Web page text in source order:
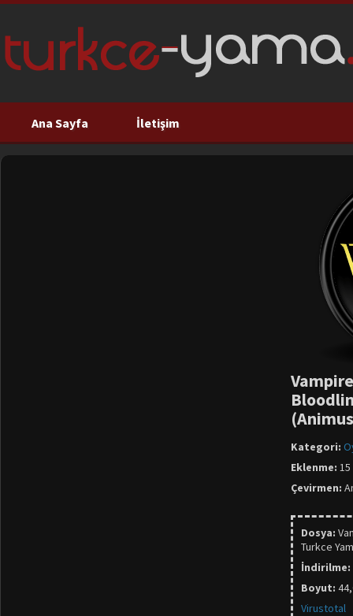
Ana Sayfa İletişim
Kategori:
Eklenme:
Çevirmen:
Dosya:
Turkce
İndirilme:
Boyut:
Virustotal